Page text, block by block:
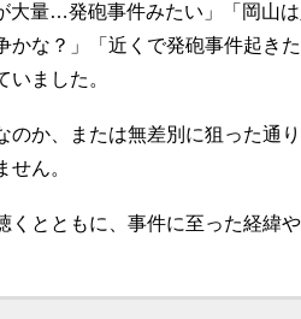
大量…発砲事件みたい」「岡山
かな？」「近くで発砲事件起き
ました。
のか、または無差別に狙った通
ん。
くとともに、事件に至った経緯